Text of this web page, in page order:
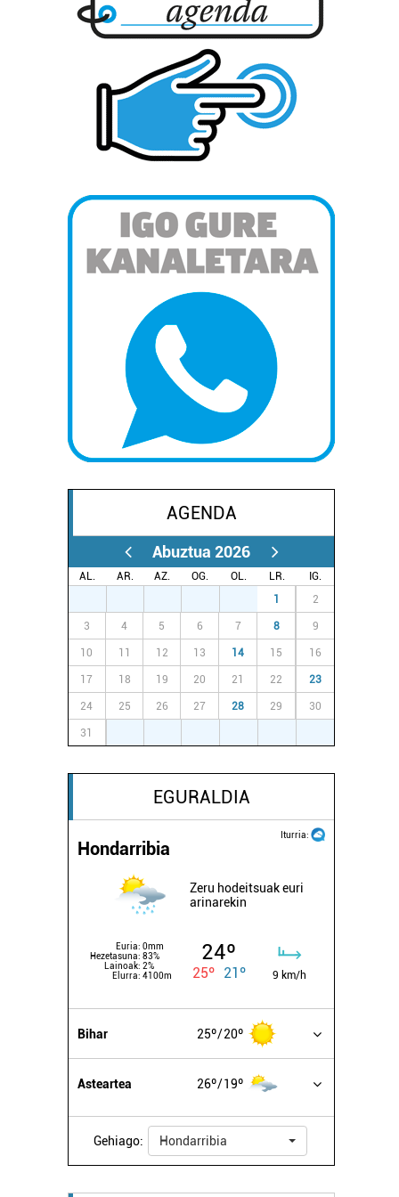
AGENDA
Abuztua 2026
AL. AR. AZ. OG. OL. LR.
IG.
1 2
3 4 5 6 7 8 9
10 11 12 13 14 15 16
17 18 19 20 21 22 23
24 25 26 27 28 29 30
31
EGURALDIA
Iturria:
Hondarribia
Zeru hodeitsuak euri
arinarekin
Euria: 0mm
Hezetasuna: 83%
Lainoak: 2%
Elurra: 4100m
24º
25º 21º 9 km/h
Bihar 25º 20º
Asteartea 26º 19º
Gehiago: Hondarribia